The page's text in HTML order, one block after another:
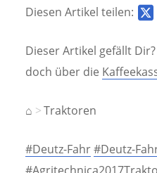
Diesen Artikel teilen:
Dieser Artikel gefällt
doch über die
⌂ Traktoren
#Deutz-Fahr#Deutz-